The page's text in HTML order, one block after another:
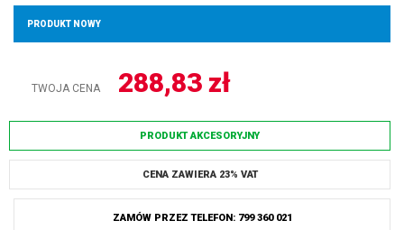
PRODUKT NOWY
TWOJA CENA 288,83 zł
PRODUKT AKCESORYJNY
CENA ZAWIERA 23% VAT
ZAMÓW PRZEZ TELEFON: 799 360 021